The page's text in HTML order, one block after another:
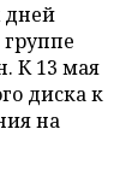
дней
К 13 мая
диска к
на